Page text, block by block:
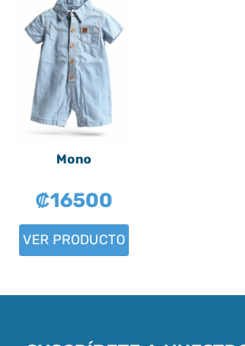
Mono
₡16500
VER PRODUCTO